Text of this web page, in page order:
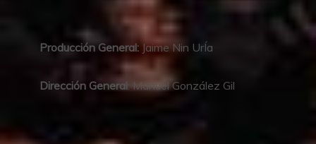
Producción General: Jaime Nin UrÍa
Dirección General: Manuel González Gil